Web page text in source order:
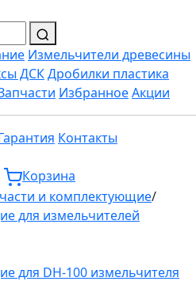
Измельчители древесины
ДСКДробилки пластика
ИзбранноеАкции
Контакты
Корзина
и комплектующие/
для измельчителей
для DH-100 измельчителя